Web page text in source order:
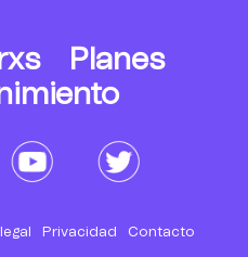
Planes
Privacidad Contacto